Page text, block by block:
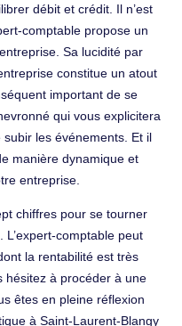
débit et crédit. Il n’est
comptable propose un
Sa lucidité par
constitue un atout
important de se
qui vous explicitera
les événements. Et il
manière dynamique et
entreprise.
chiffres pour se tourner
comptable peut
la rentabilité est très
hésitez à procéder à une
êtes en pleine réflexion
à Saint-Laurent-Blangy